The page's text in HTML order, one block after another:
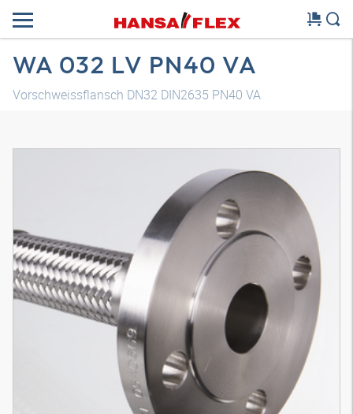
WA 032 LV PN40 VA
Vorschweissflansch DN32 DIN2635 PN40 VA